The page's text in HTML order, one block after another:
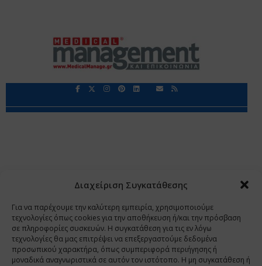
Διαχείριση Συγκατάθεσης
Για να παρέχουμε την καλύτερη εμπειρία, χρησιμοποιούμε
τεχνολογίες όπως cookies για την αποθήκευση ή/και την πρόσβαση
σε πληροφορίες συσκευών. Η συγκατάθεση για τις εν λόγω
τεχνολογίες θα μας επιτρέψει να επεξεργαστούμε δεδομένα
προσωπικού χαρακτήρα, όπως συμπεριφορά περιήγησης ή
μοναδικά αναγνωριστικά σε αυτόν τον ιστότοπο. Η μη συγκατάθεση ή
Copyright 2009 - 2026 © Χαραμή Α.Ε.
www.PharmaManage.gr • www.HealthExpo.gr • www.YO.gr
•
www.GreekShares.com • www.eLearning-